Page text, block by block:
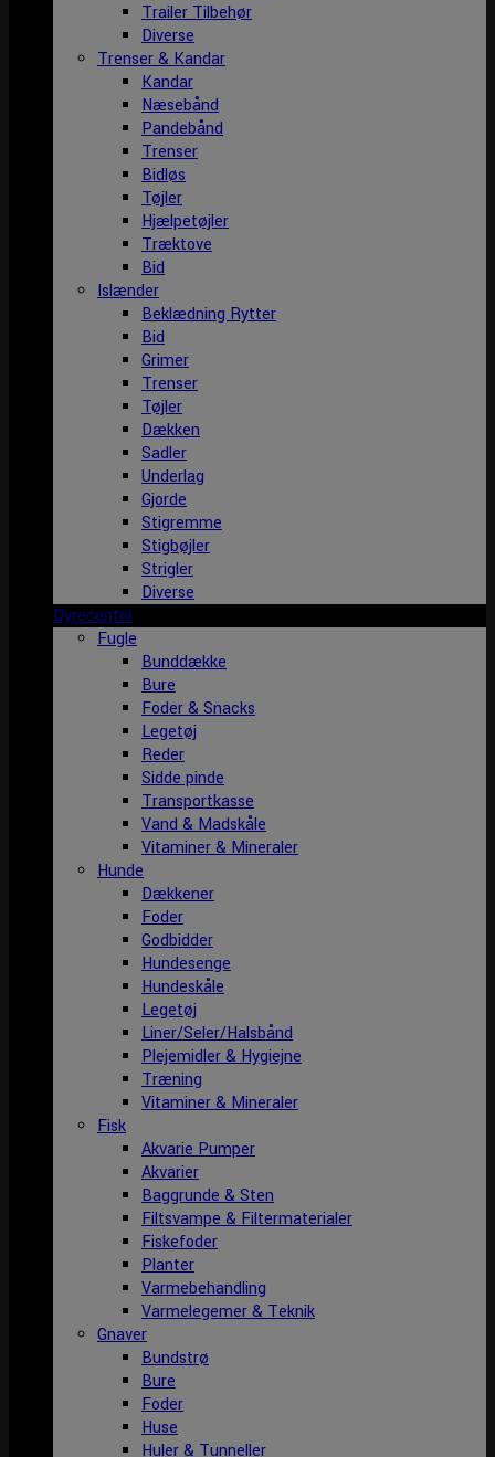
Trailer Tilbehør
Diverse
Trenser & Kandar
Kandar
Næsebånd
Pandebånd
Trenser
Bidløs
Tøjler
Hjælpetøjler
Træktove
Bid
Islænder
Beklædning Rytter
Bid
Grimer
Trenser
Tøjler
Dækken
Sadler
Underlag
Gjorde
Stigremme
Stigbøjler
Strigler
Diverse
Dyrecenter
Fugle
Bunddække
Bure
Foder & Snacks
Legetøj
Reder
Sidde pinde
Transportkasse
Vand & Madskåle
Vitaminer & Mineraler
Hunde
Dækkener
Foder
Godbidder
Hundesenge
Hundeskåle
Legetøj
Liner/Seler/Halsbånd
Plejemidler & Hygiejne
Træning
Vitaminer & Mineraler
Fisk
Akvarie Pumper
Akvarier
Baggrunde & Sten
Filtsvampe & Filtermaterialer
Fiskefoder
Planter
Varmebehandling
Varmelegemer & Teknik
Gnaver
Bundstrø
Bure
Foder
Huse
Huler & Tunneller